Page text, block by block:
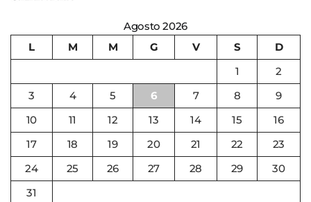
Agosto 2026
L
M M G V S
D
1
2
3
4 5 6 7 8
9
10
11 12 13 14 15
16
17
18 19 20 21 22
23
24
25 26 27 28 29
30
31